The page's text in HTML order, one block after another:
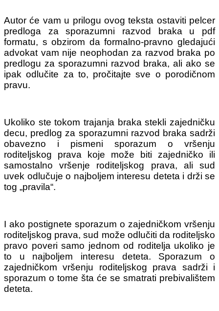
Autor će vam u prilogu ovog teksta ostaviti pelcer
predloga za sporazumni razvod braka u pdf
formatu, s obzirom da formalno-pravno gledajući
advokat vam nije neophodan za razvod braka po
predlogu za sporazumni razvod braka, ali ako se
ipak odlučite za to, pročitajte sve o porodičnom
pravu.
Ukoliko ste tokom trajanja braka stekli zajedničku
decu, predlog za sporazumni razvod braka sadrži
obavezno i pismeni sporazum o vršenju
roditeljskog prava koje može biti zajedničko ili
samostalno vršenje roditeljskog prava, ali sud
uvek odlučuje o najboljem interesu deteta i drži se
tog „pravila“.
I ako postignete sporazum o zajedničkom vršenju
roditeljskog prava, sud može odlučiti da roditeljsko
pravo poveri samo jednom od roditelja ukoliko je
to u najboljem interesu deteta. Sporazum o
zajedničkom vršenju roditeljskog prava sadrži i
sporazum o tome šta će se smatrati prebivalištem
deteta.